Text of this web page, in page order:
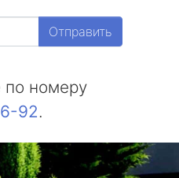
Отправить
по номеру
92.